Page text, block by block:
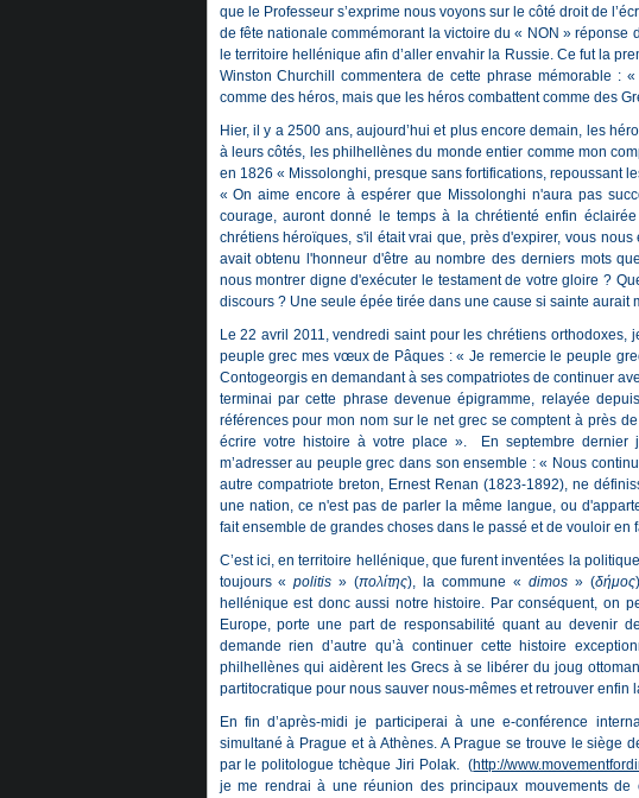
que le Professeur s’exprime nous voyons sur le côté droit de
de fête nationale commémorant la victoire du « NON »
le territoire hellénique afin d’aller envahir la Russie. Ce fut la
Winston Churchill commentera de cette phrase mémorable :
comme des héros, mais que les héros combattent comme des
Hier, il y a 2500 ans, aujourd’hui et plus encore demain, les
à leurs côtés, les philhellènes du monde entier comme mon
en 1826 « Missolonghi, presque sans fortifications, repoussant
« On aime encore à espérer que Missolonghi n'aura pas
courage, auront donné le temps à la chrétienté enfin
chrétiens héroïques, s'il était vrai que, près d'expirer, vous
avait obtenu l'honneur d'être au nombre des derniers mots
nous montrer digne d'exécuter le testament de votre gloire ?
discours ? Une seule épée tirée dans une cause si sainte aurait
Le 22 avril 2011, vendredi saint pour les chrétiens
peuple grec mes vœux de Pâques : « Je remercie le peuple
Contogeorgis en demandant à ses compatriotes de continuer
terminai par cette phrase devenue épigramme, relayée
références pour mon nom sur le net grec se comptent à près
écrire votre histoire à votre place ». En septembre dernier
m’adresser au peuple grec dans son ensemble : « Nous
autre compatriote breton, Ernest Renan (1823-1892), ne
une nation, ce n'est pas de parler la même langue, ou
fait ensemble de grandes choses dans le passé et de vouloir en
C’est ici, en territoire hellénique, que furent inventées la
toujours «politis » (πολίτης), la commune « dimos» (δήμος
hellénique est donc aussi notre histoire. Par conséquent, on
Europe, porte une part de responsabilité quant au devenir
demande rien d’autre qu’à continuer cette histoire
philhellènes qui aidèrent les Grecs à se libérer du joug
partitocratique pour nous sauver nous-mêmes et retrouver enfin
En fin d’après-midi je participerai à une e-conférence
simultané à Prague et à Athènes. A Prague se trouve le siège
par le politologue tchèque Jiri Polak. (http://
je me rendrai à une réunion des principaux mouvements